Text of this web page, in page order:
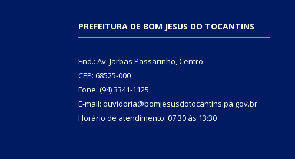
PREFEITURA DE BOM JESUS DO TOCANTINS
End.: Av. Jarbas Passarinho, Centro
CEP: 68525-000
Fone: (94) 3341-1125
E-mail: ouvidoria@bomjesusdotocantins.pa.gov.br
Horário de atendimento: 07:30 às 13:30